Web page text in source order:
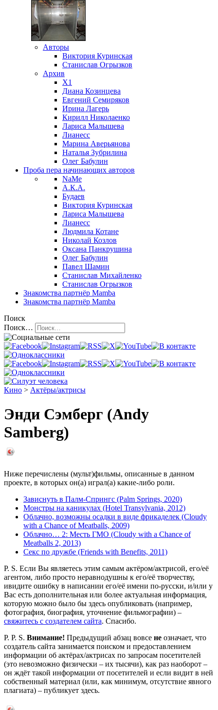
Авторы
Виктория Куринская
Станислав Огрызков
Архив
X1
Диана Козинцева
Евгений Семиряков
Ирина Лагерь
Кирилл Николаенко
Лариса Малышева
Лианесс
Марина Аверьянова
Наталья Зубрилина
Олег Бабулин
Проба пера начинающих авторов
NaMe
А.К.А.
Будаев
Виктория Куринская
Лариса Малышева
Лианесс
Людмила Котане
Николай Козлов
Оксана Панкрушина
Олег Бабулин
Павел Шамин
Станислав Михайленко
Станислав Огрызков
Знакомства партнёр Mamba
Знакомства партнёр Mamba
Поиск
Поиск…
Кино > Актёры/актрисы
Энди Сэмберг (Andy
Samberg)
Ниже перечислены (мульт)фильмы, описанные в данном
проекте, в которых он(а) играл(а) какие-либо роли.
Зависнуть в Палм-Спрингс (Palm Springs, 2020)
Монстры на каникулах (Hotel Transylvania, 2012)
Облачно, возможны осадки в виде фрикаделек (Cloudy
with a Chance of Meatballs, 2009)
Облачно… 2: Месть ГМО (Cloudy with a Chance of
Meatballs 2, 2013)
Секс по дружбе (Friends with Benefits, 2011)
P. S. Если Вы являетесь этим самым актёром/актрисой, его/её
агентом, либо просто неравнодушны к его/её творчеству,
ивидите ошибку в написании его/её имени по-русски, и/или у
Вас есть дополнительная или более актуальная информация,
которую можно было бы здесь опубликовать (например,
фотография, биография, уточнение фильмографии) –
свяжитесь с создателем сайта. Спасибо.
P. P. S. Внимание! Предыдущий абзац вовсе не означает, что
создатель сайта занимается поиском и предоставлением
информации об актёрах/актрисах по запросам посетителей
(это невозможно физически – их тысячи), как раз наоборот –
он ждёт такой информации от посетителей и если видит в ней
собственный материал (или, как минимум, отсутствие явного
плагиата) – публикует здесь.